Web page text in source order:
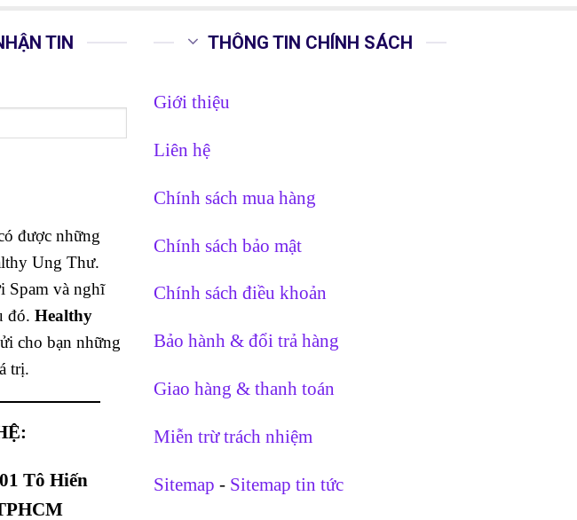
TIN
được những
Ung Thư.
Spam và nghĩ
đó. Healthy
cho bạn những
trị.
Tô Hiến
THÔNG TIN CHÍNH SÁCH
Giới thiệu
Liên hệ
Chính sách mua hàng
Chính sách bảo mật
Chính sách điều khoản
Bảo hành & đổi trả hàng
Giao hàng & thanh toán
Miễn trừ trách nhiệm
Sitemap - Sitemap tin tức